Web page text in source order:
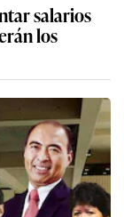
salarios
los